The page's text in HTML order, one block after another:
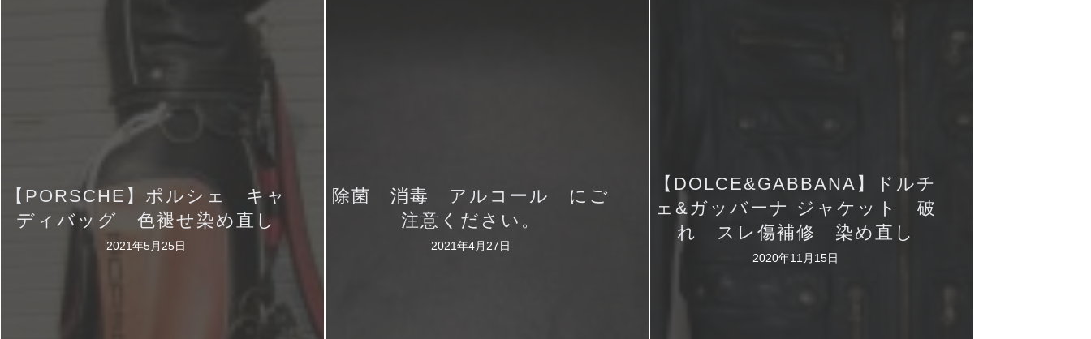
【PORSCHE】ポルシェ キャ
ディバッグ 色褪せ染め直し
2021年5月25日
除菌 消毒 アルコール にご
注意ください。
2021年4月27日
【DOLCE&GABBANA】ドルチ
ェ&ガッバーナ ジャケット 破
れ スレ傷補修 染め直し
2020年11月15日